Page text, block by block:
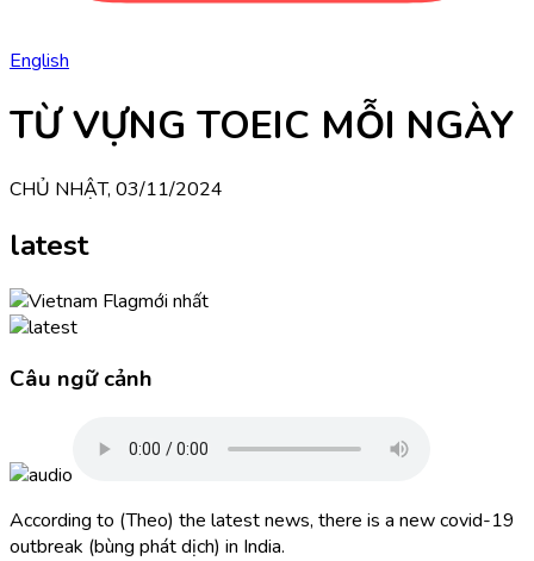
English
TỪ VỰNG TOEIC MỖI NGÀY
CHỦ NHẬT, 03/11/2024
latest
mới nhất
Câu ngữ cảnh
According to (Theo) the latest news, there is a new covid-19
outbreak (bùng phát dịch) in India.